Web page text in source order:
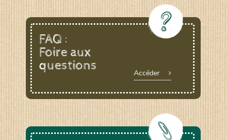
FAQ :
Foire aux
questions
Accéder